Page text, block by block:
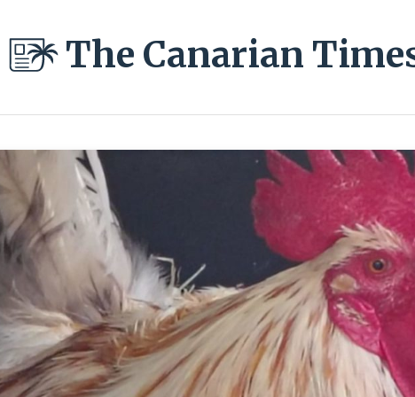
The Canarian